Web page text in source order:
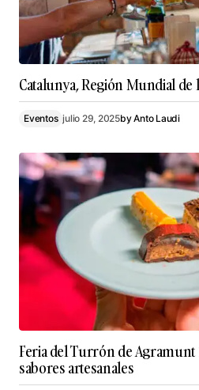
Catalunya, Región Mundial de
Eventos julio 29, 2025byAnto Laudi
Feria del Turrón de Agramunt
sabores artesanales